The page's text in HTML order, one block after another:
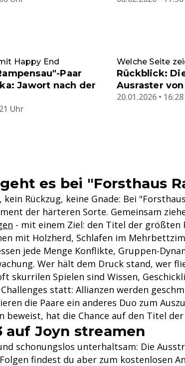
Happy End
Paar
Jawort nach der
Uhr
Welche Seite
Rückblick:
Ausraster
20.01.2026 •
es bei "Forsthaus
kein Rückzug, keine Gnade: Bei
der härteren Sorte. Gemeinsam
- mit einem Ziel: den Titel der größten
mit Holzherd, Schlafen im
jede Menge Konflikte, Gruppen-
Wer hält dem Druck stand, wer
skurrilen Spielen sind Wissen,
statt: Allianzen werden
die Paare ein anderes Duo zum
beweist, hat die Chance auf den Titel
auf Joyn streamen
schonungslos unterhaltsam: Die
findest du aber zum kostenlosen